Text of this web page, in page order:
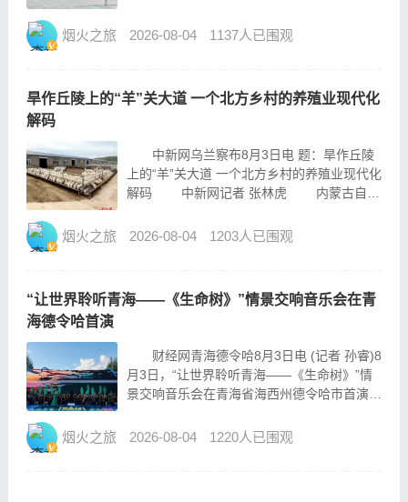
域气温突破40℃，刷新同期极值。高温高湿
烟火之旅 2026-08-04 1137人已围观
旱作丘陵上的“羊”关大道 一个北方乡村的养殖业现代化
解码
中新网乌兰察布8月3日电 题：旱作丘陵
上的“羊”关大道 一个北方乡村的养殖业现代化
解码 中新网记者 张林虎 内蒙古自治
叫声开始的。在这片旱作丘陵上，标准化羊舍
烟火之旅 2026-08-04 1203人已围观
“让世界聆听青海——《生命树》”情景交响音乐会在青
海德令哈首演
财经网青海德令哈8月3日电 (记者 孙睿)8
月3日，“让世界聆听青海——《生命树》”情
景交响音乐会在青海省海西州德令哈市首演。
主办，天津交响乐团与青海省演艺集团同台献
烟火之旅 2026-08-04 1220人已围观